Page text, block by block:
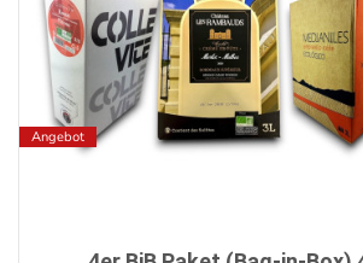
Angebot